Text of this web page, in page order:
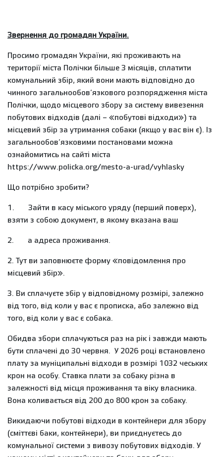
Звернення до громадян України.
Просимо громадян України, які проживають на
території міста Полічки більше 3 місяців, сплатити
комунальний збір, який вони мають відповідно до
чинного загальнообов’язкового розпорядження міста
Полічки, щодо місцевого збору за систему вивезення
побутових відходів (далі – «побутові відходи») та
місцевий збір за утримання собаки (якщо у вас він є). Із
загальнообов’язковими постановами можна
ознайомитись на сайті міста
https://www.policka.org/mesto-a-urad/vyhlasky
Що потрібно зробити?
1. Зайти в касу міського уряду (перший поверх),
взяти з собою документ, в якому вказана ваш
2. а адреса проживання.
2. Тут ви заповнюєте форму «повідомлення про
місцевий збір».
3. Ви сплачуєте збір у відповідному розмірі, залежно
від того, від коли у вас є прописка, або залежно від
того, від коли у вас є собака.
Обидва збори сплачуються раз на рік і завжди мають
бути сплачені до 30 червня. У 2026 році встановлено
плату за муніципальні відходи в розмірі 1032 чеських
крон на особу. Ставка плати за собаку різна в
залежності від місця проживання та віку власника.
Вона коливається від 200 до 800 крон за собаку.
Викидаючи побутові відходи в контейнери для збору
(сміттєві баки, контейнери), ви приєднуєтесь до
комунальної системи з вивозу побутових відходів. У